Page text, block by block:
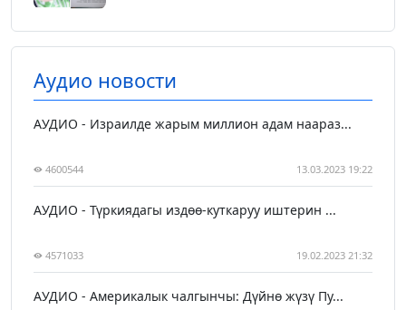
Аудио новости
АУДИО - Израилде жарым миллион адам наараз...
4600544 13.03.2023 19:22
АУДИО - Түркиядагы издөө-куткаруу иштерин ...
4571033 19.02.2023 21:32
АУДИО - Америкалык чалгынчы: Дүйнө жүзү Пу...